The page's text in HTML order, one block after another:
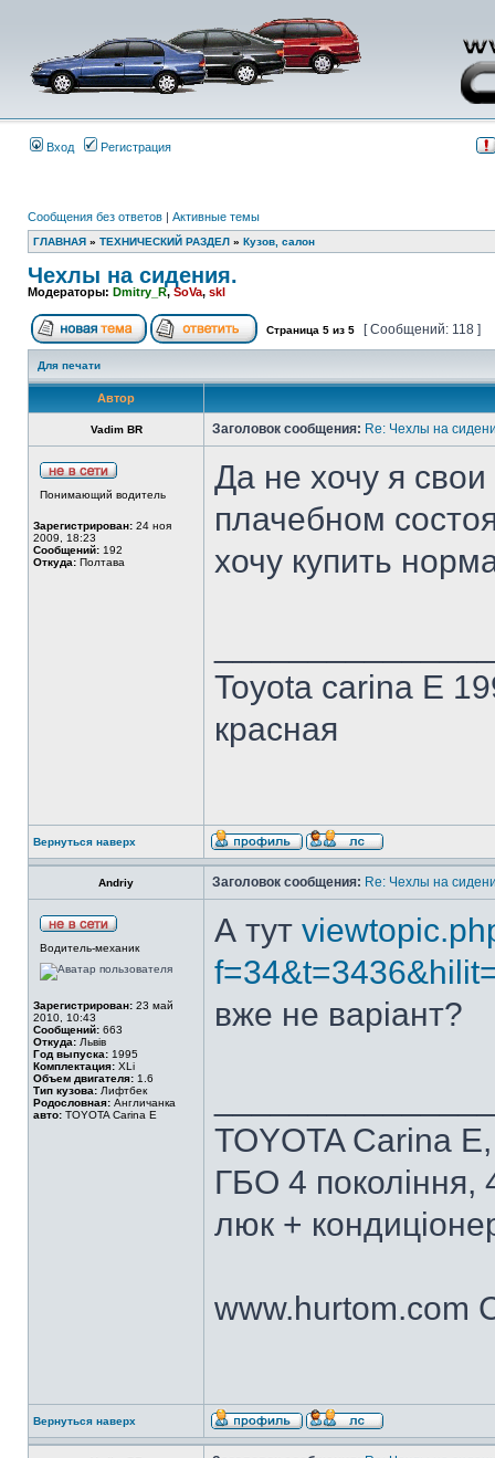
Вход Регистрация
Сообщения без ответов | Активные темы
ГЛАВНАЯ » ТЕХНИЧЕСКИЙ РАЗДЕЛ » Кузов, салон
Чехлы на сидения.
Модераторы: Dmitry_R, SoVa, skl
Страница 5 из 5 [ Сообщений: 118 ]
Для печати
Автор
Vadim BR Заголовок сообщения: Re: Чехлы на
Понимающий водитель
Зарегистрирован: 24 ноя
2009, 18:23
Сообщений: 192
Откуда: Полтава
Да не хочу я
плачебном
хочу купить
Toyota carina E
красная
Вернуться наверх
Andriy Заголовок сообщения: Re: Чехлы на
Водитель-механик
Зарегистрирован: 23 май
2010, 10:43
Сообщений: 663
Откуда: Львів
Год выпуска: 1995
Комплектация: XLi
Объем двигателя: 1.6
Тип кузова: Лифтбек
Родословная: Англичанка
авто: TOYOTA Carina E
А тут
вже не варіант?
TOYOTA Carina
ГБО 4 покоління,
люк +
www.hurtom.com
Вернуться наверх